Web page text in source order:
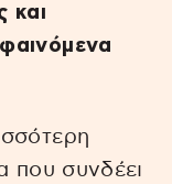
και
που συνδέει